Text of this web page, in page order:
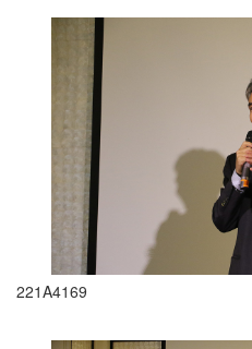
221A4169